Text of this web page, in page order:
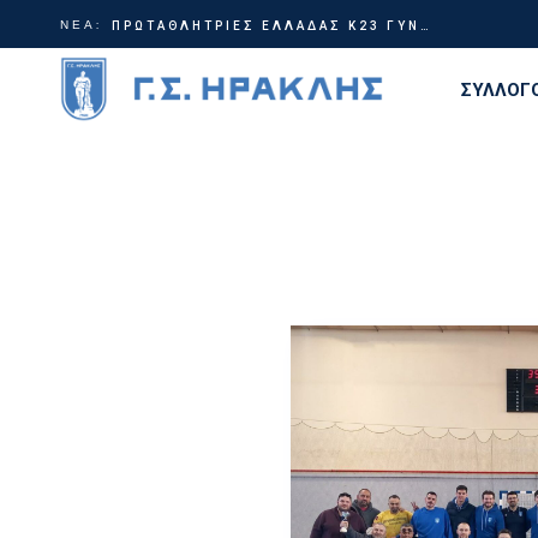
ΝΕΑ:Γίνε μέρος της ιστορίας | Χορηγικά πακέτα ΗρακλήςTable Tennis